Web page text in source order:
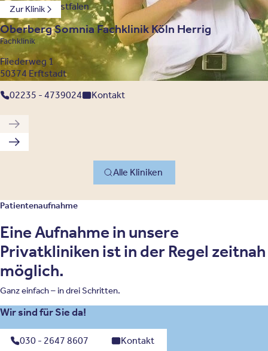
Zur Klinik
Nordrhein-Westfalen
Oberberg Somnia Fachklinik Köln Herrig
Fachklinik
Fliederweg 1
50374 Erftstadt
02235 - 4739024
Kontakt
Vorherige Klinik
Nächste Klinik
Alle Kliniken
Patientenaufnahme
Eine Aufnahme in unsere
Privatkliniken ist in der Regel zeitnah
möglich.
Ganz einfach – in drei Schritten.
Wir sind für Sie da!
030 - 2647 8607 Kontakt